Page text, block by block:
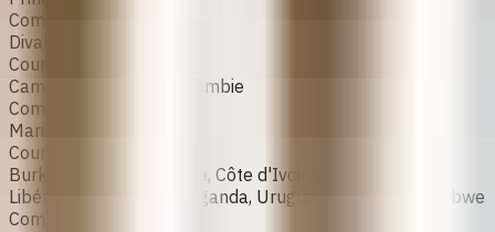
Composition
Divabo
Countries
Cambodge, Ouganda, Zambie
Composition
Mariprist
Countries
Burkina Faso, Cambodge, Côte d'Ivoire, Ghana, Kenya,
Libéria, Sierra Leone, Ouganda, Uruguay, Zambie, Zimbabwe
Composition